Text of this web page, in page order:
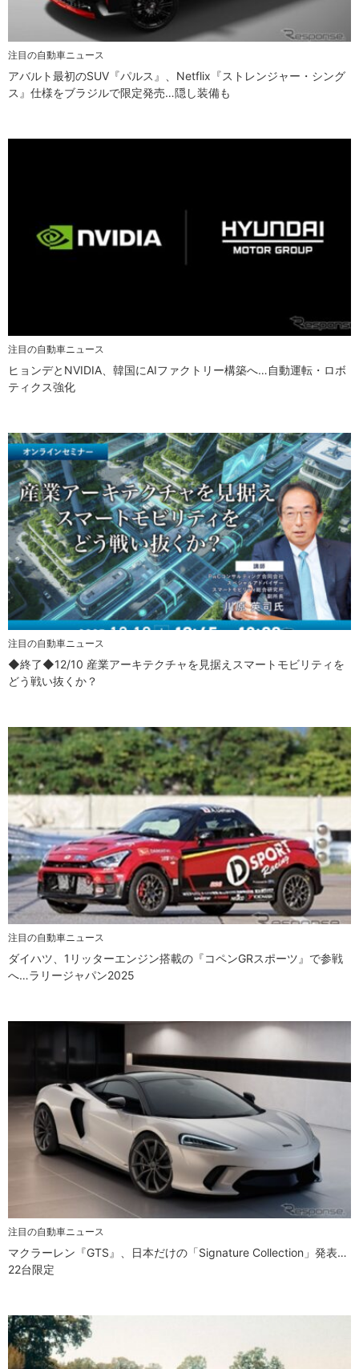
注目の自動車ニュース
アバルト最初のSUV『パルス』、Netflix『ストレンジャー・シング
ス』仕様をブラジルで限定発売…隠し装備も
注目の自動車ニュース
ヒョンデとNVIDIA、韓国にAIファクトリー構築へ…自動運転・ロボ
ティクス強化
注目の自動車ニュース
◆終了◆12/10 産業アーキテクチャを見据えスマートモビリティを
どう戦い抜くか？
注目の自動車ニュース
ダイハツ、1リッターエンジン搭載の『コペンGRスポーツ』で参戦
へ…ラリージャパン2025
注目の自動車ニュース
マクラーレン『GTS』、日本だけの「Signature Collection」発表…
22台限定